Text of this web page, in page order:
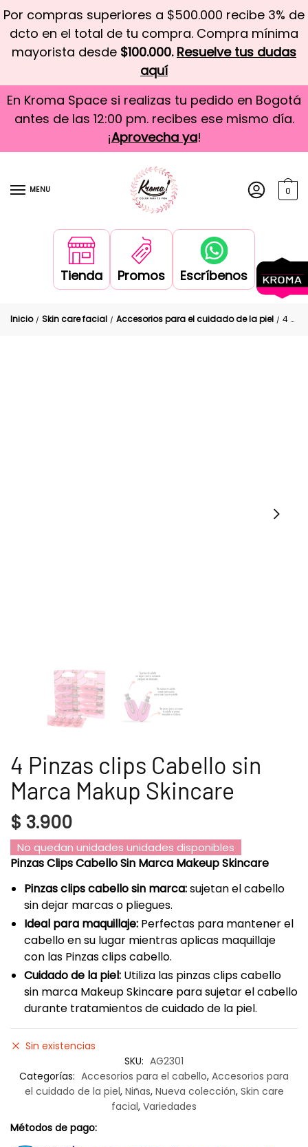
Por compras superiores a $500.000 recibe 3% de
dcto en el total de tu compra. Compra mínima
mayorista desde $100.000. Resuelve tus dudas
aquí
En Kroma Space si realizas tu pedido en Bogotá
antes de las 12:00 pm. recibes ese mismo día.
¡Aprovecha ya!
MENU 0
Tienda Promos Escríbenos
Inicio / Skin care facial / Accesorios para el cuidado de la piel / 4 Pinzas clips Cabello sin Marca Makup Skincare
4 Pinzas clips Cabello sin
Marca Makup Skincare
$ 3.900
No quedan unidades unidades disponibles
Pinzas Clips Cabello Sin Marca Makeup Skincare
Pinzas clips cabello sin marca:sujetan el cabello
sin dejar marcas o pliegues.
Ideal para maquillaje: Perfectas para mantener el
cabello en su lugar mientras aplicas maquillaje
con las Pinzas clips cabello.
Cuidado de la piel: Utiliza las pinzas clips cabello
sin marca Makeup Skincare para sujetar el cabello
durante tratamientos de cuidado de la piel.
Sin existencias
SKU: AG2301
Categorías: Accesorios para el cabello, Accesorios para
el cuidado de la piel, Niñas, Nueva colección, Skin care
facial, Variedades
Métodos de pago: